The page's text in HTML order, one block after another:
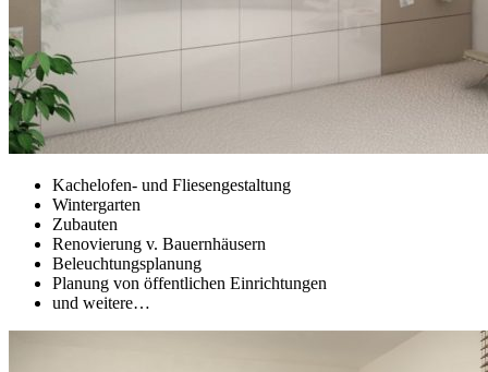
Kachelofen- und Fliesengestaltung
Wintergarten
Zubauten
Renovierung v. Bauernhäusern
Beleuchtungsplanung
Planung von öffentlichen Einrichtungen
und weitere…